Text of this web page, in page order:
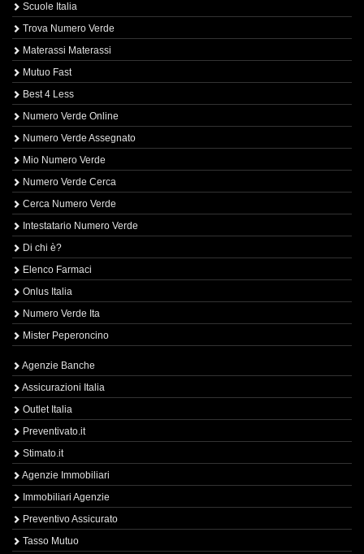
Scuole Italia
Trova Numero Verde
Materassi Materassi
Mutuo Fast
Best 4 Less
Numero Verde Online
Numero Verde Assegnato
Mio Numero Verde
Numero Verde Cerca
Cerca Numero Verde
Intestatario Numero Verde
Di chi è?
Elenco Farmaci
Onlus Italia
Numero Verde Ita
Mister Peperoncino
Agenzie Banche
Assicurazioni Italia
Outlet Italia
Preventivato.it
Stimato.it
Agenzie Immobiliari
Immobiliari Agenzie
Preventivo Assicurato
Tasso Mutuo